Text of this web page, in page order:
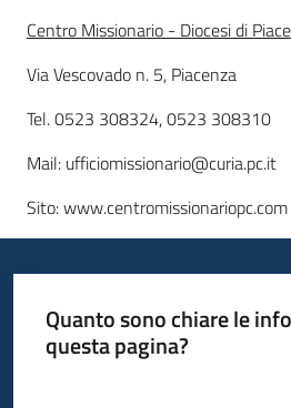
Centro Missionario - Diocesi di
Via Vescovado n. 5, Piacenza
Tel. 0523 308324, 0523 308310
Mail: ufficiomissionario@curia.pc.it
Sito: www.centromissionariopc.com
Quanto sono chiare le
questa pagina?